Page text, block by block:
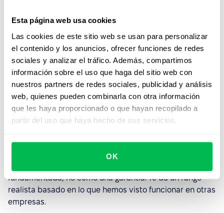
Esta página web usa cookies
Las cookies de este sitio web se usan para personalizar
el contenido y los anuncios, ofrecer funciones de redes
sociales y analizar el tráfico. Además, compartimos
información sobre el uso que haga del sitio web con
nuestros partners de redes sociales, publicidad y análisis
web, quienes pueden combinarla con otra información
que les haya proporcionado o que hayan recopilado a
partir del uso que haya hecho de sus servicios.
OK
basadas en planillas.
La adopción importa.Estos números asumen que
efectivamente usás las funcionalidades. Si solo
implementás Core HR y no usás los módulos de
Desempeño o Reclutamiento, no vas a ver el ahorro
completo.
La industria y el volumen de contratación influyen.
Una startup en crecimiento que contrata 20
personas por mes va a ver resultados distintos que
fundamentada, no como una garantía. Te da un rango
realista basado en lo que hemos visto funcionar en otras
empresas.